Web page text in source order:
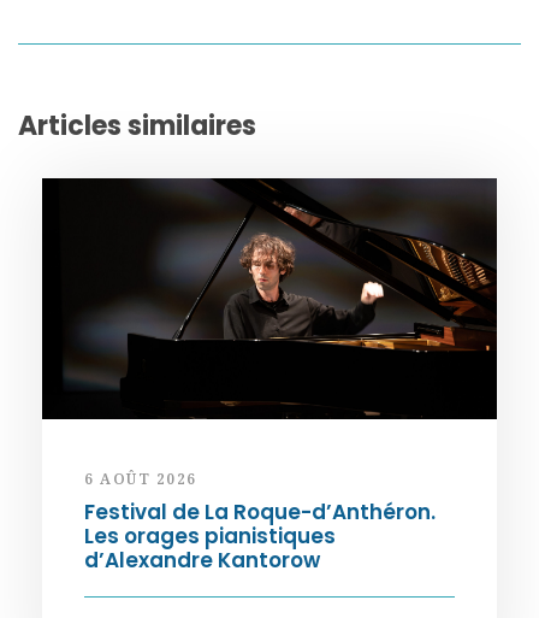
Articles similaires
6 AOÛT 2026
Festival de La Roque-d’Anthéron.
Les orages pianistiques
d’Alexandre Kantorow